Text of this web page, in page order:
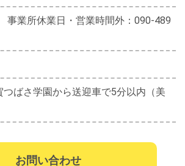
業所休業日・営業時間外：090-489
ばさ学園から送迎車で5分以内（美
お問い合わせ